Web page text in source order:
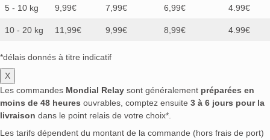
5 - 10 kg 9,99€ 7,99€ 6,99€ 4.99€
10 - 20 kg 11,99€ 9,99€ 8,99€ 4.99€
*délais donnés à titre indicatif
X
Les commandes Mondial Relay sont généralement préparées en
moins de 48 heures ouvrables, comptez ensuite 3 à 6 jours pour la
livraison dans le point relais de votre choix*.
Les tarifs dépendent du montant de la commande (hors frais de port)